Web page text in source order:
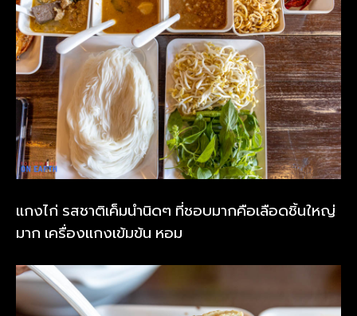
แกงไก่ รสชาติเค็มนำนิดๆ ที่ชอบมากคือเลือดชิ้นใหญ่
มาก เครื่องแกงเข้มข้น หอม